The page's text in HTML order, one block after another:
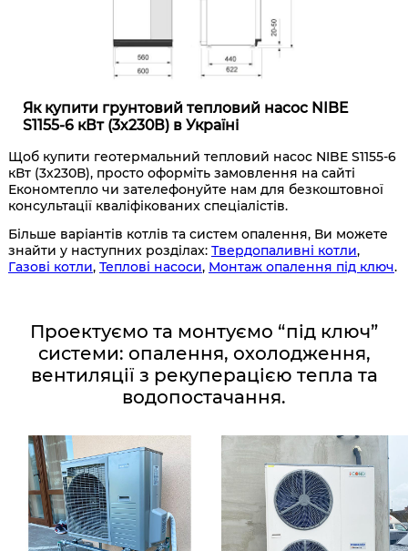
Як купити грунтовий тепловий насос NIBE
S1155-6 кВт (3х230В) в Україні
Щоб купити геотермальний тепловий насос NIBE S1155-6
кВт (3х230В), просто оформіть замовлення на сайті
Економтепло чи зателефонуйте нам для безкоштовної
консультації кваліфікованих спеціалістів.
Більше варіантів котлів та систем опалення, Ви можете
знайти у наступних розділах: Твердопаливні котли,
Газові котли, Теплові насоси, Монтаж опалення під ключ.
Проектуємо та монтуємо “під ключ”
системи: опалення, охолодження,
вентиляції з рекуперацією тепла та
водопостачання.